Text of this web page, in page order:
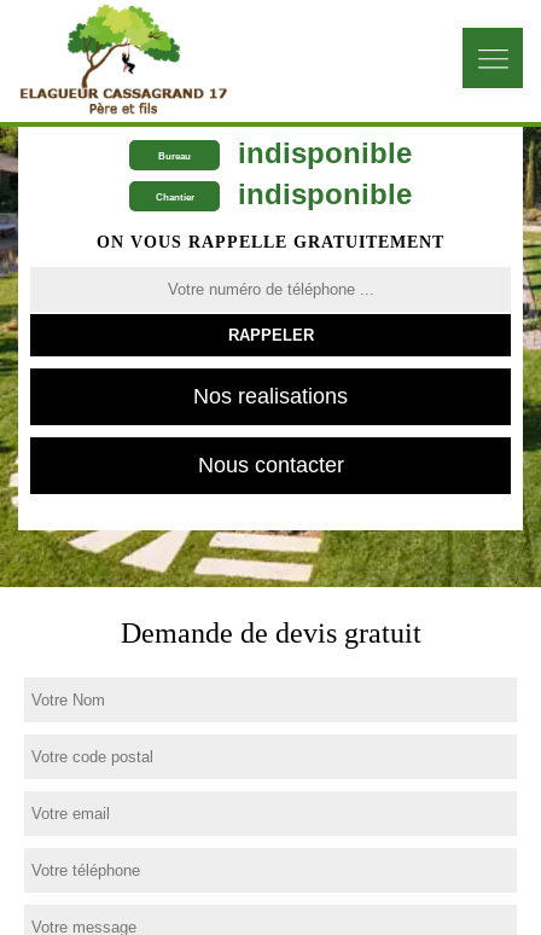
Bureau indisponible
Chantier indisponible
ON VOUS RAPPELLE GRATUITEMENT
Nos realisations
Nous contacter
Demande de devis gratuit